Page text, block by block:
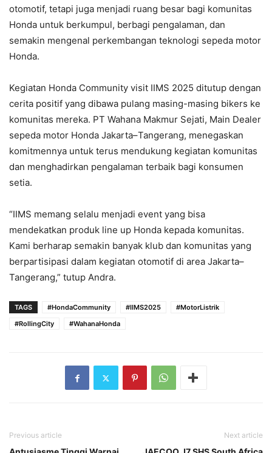
otomotif, tetapi juga menjadi ruang besar bagi komunitas
Honda untuk berkumpul, berbagi pengalaman, dan
semakin mengenal perkembangan teknologi sepeda motor
Honda.
Kegiatan Honda Community visit IIMS 2025 ditutup dengan
cerita positif yang dibawa pulang masing-masing bikers ke
komunitas mereka. PT Wahana Makmur Sejati, Main Dealer
sepeda motor Honda Jakarta–Tangerang, menegaskan
komitmennya untuk terus mendukung kegiatan komunitas
dan menghadirkan pengalaman terbaik bagi konsumen
setia.
“IIMS memang selalu menjadi event yang bisa
mendekatkan produk line up Honda kepada komunitas.
Kami berharap semakin banyak klub dan komunitas yang
berpartisipasi dalam kegiatan otomotif di area Jakarta–
Tangerang,” tutup Andra.
TAGS #HondaCommunity #IIMS2025
#MotorListrik
#RollingCity
#WahanaHonda
Previous article Next article